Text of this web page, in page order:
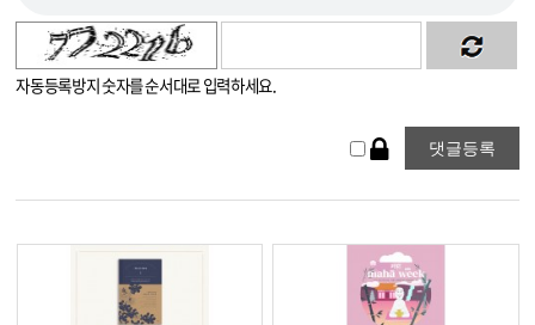
자동등록방지 숫자를 순서대로 입력하세요.